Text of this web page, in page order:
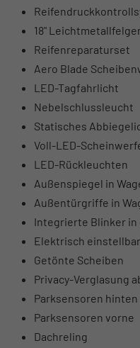
18"
Reifenreparaturset
Aero Blade
LED-Tagfahrlicht
Nebelschlussleucht
Statisches
Voll-LED-
LED-Rückleuchten
Außenspiegel in
Außentürgriffe in
Integrierte Blinker in
Elektrisch
Getönte Scheiben
Privacy-Verglasung
Parksensoren hinten
Parksensoren vorne
Dachreling